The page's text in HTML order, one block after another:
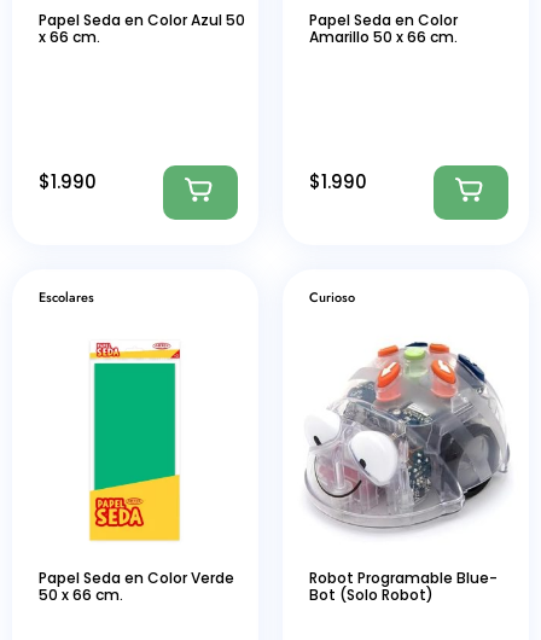
Papel Seda en Color Azul 50
x 66 cm.
$1.990
Papel Seda en Color
Amarillo 50 x 66 cm.
$1.990
Escolares
Papel Seda en Color Verde
50 x 66 cm.
Curioso
Robot Programable Blue-
Bot (Solo Robot)